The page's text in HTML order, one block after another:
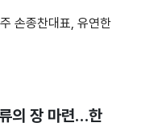
손종찬대표, 유연한
의 장 마련…한